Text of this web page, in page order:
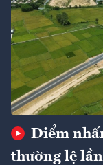
Điểm
thường lệ